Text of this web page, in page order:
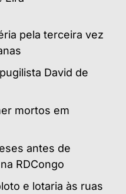
pela terceira vez
David de
mortos em
antes de
RDCongo
e lotaria às ruas